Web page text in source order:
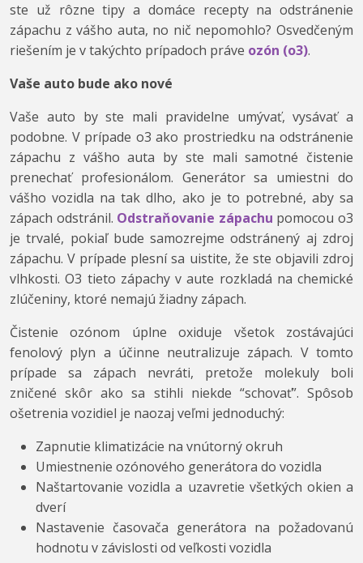
ste už rôzne tipy a domáce recepty na odstránenie
zápachu z vášho auta, no nič nepomohlo? Osvedčeným
riešením je v takýchto prípadoch práve ozón (o3).
Vaše auto bude ako nové
Vaše auto by ste mali pravidelne umývať, vysávať a
podobne. V prípade o3 ako prostriedku na odstránenie
zápachu z vášho auta by ste mali samotné čistenie
prenechať profesionálom. Generátor sa umiestni do
vášho vozidla na tak dlho, ako je to potrebné, aby sa
zápach odstránil. Odstraňovanie zápachu pomocou o3
je trvalé, pokiaľ bude samozrejme odstránený aj zdroj
zápachu. V prípade plesní sa uistite, že ste objavili zdroj
vlhkosti. O3 tieto zápachy v aute rozkladá na chemické
zlúčeniny, ktoré nemajú žiadny zápach.
Čistenie ozónom úplne oxiduje všetok zostávajúci
fenolový plyn a účinne neutralizuje zápach. V tomto
prípade sa zápach nevráti, pretože molekuly boli
zničené skôr ako sa stihli niekde “schovať”. Spôsob
ošetrenia vozidiel je naozaj veľmi jednoduchý:
Zapnutie klimatizácie na vnútorný okruh
Umiestnenie ozónového generátora do vozidla
Naštartovanie vozidla a uzavretie všetkých okien a
dverí
Nastavenie časovača generátora na požadovanú
hodnotu v závislosti od veľkosti vozidla